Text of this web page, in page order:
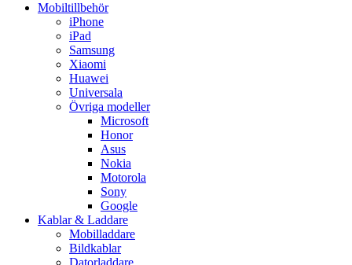
Mobiltillbehör
iPhone
iPad
Samsung
Xiaomi
Huawei
Universala
Övriga modeller
Microsoft
Honor
Asus
Nokia
Motorola
Sony
Google
Kablar & Laddare
Mobilladdare
Bildkablar